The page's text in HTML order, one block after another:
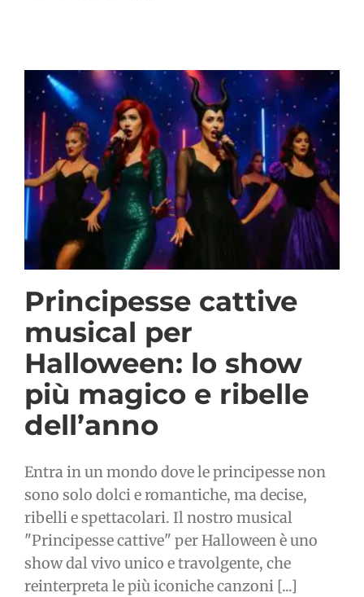
Principesse cattive
musical per
Halloween: lo show
più magico e ribelle
dell’anno
Entra in un mondo dove le principesse non
sono solo dolci e romantiche, ma decise,
ribelli e spettacolari. Il nostro musical
"Principesse cattive" per Halloween è uno
show dal vivo unico e travolgente, che
reinterpreta le più iconiche canzoni [...]